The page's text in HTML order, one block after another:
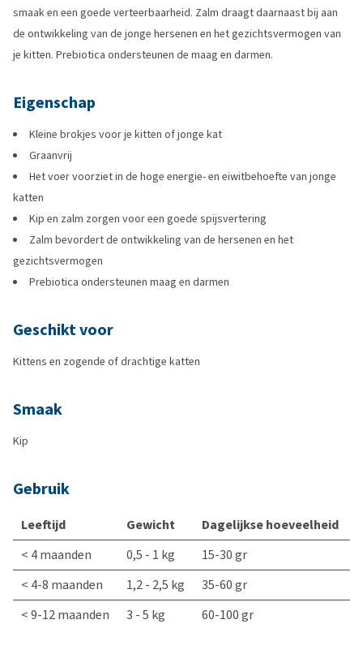
smaak en een goede verteerbaarheid. Zalm draagt daarnaast bij aan
de ontwikkeling van de jonge hersenen en het gezichtsvermogen van
je kitten. Prebiotica ondersteunen de maag en darmen.
Eigenschap
Kleine brokjes voor je kitten of jonge kat
Graanvrij
Het voer voorziet in de hoge energie- en eiwitbehoefte van jonge
katten
Kip en zalm zorgen voor een goede spijsvertering
Zalm bevordert de ontwikkeling van de hersenen en het
gezichtsvermogen
Prebiotica ondersteunen maag en darmen
Geschikt voor
Kittens en zogende of drachtige katten
Smaak
Kip
Gebruik
Leeftijd Gewicht
Dagelijkse hoeveelheid
< 4 maanden
0,5 - 1 kg
15-30 gr
< 4-8 maanden
1,2 - 2,5 kg
35-60 gr
< 9-12 maanden
3 - 5 kg 60-100 gr